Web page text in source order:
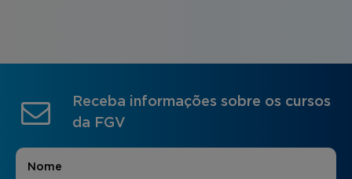
Receba informações sobre os cursos
da FGV
Nome